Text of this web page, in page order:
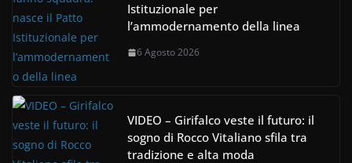
Istituzionale per
l’ammodernamento della linea
6 Agosto 2026
VIDEO – Girifalco veste il futuro: il
sogno di Rocco Vitaliano sfila tra
tradizione e alta moda